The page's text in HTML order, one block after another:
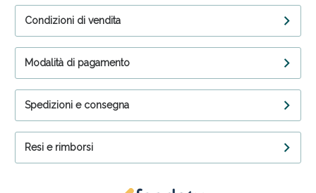
Condizioni di vendita
Modalità di pagamento
Spedizioni e consegna
Resi e rimborsi